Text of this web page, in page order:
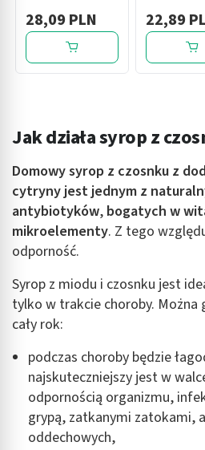
sporządzania
roztworu
doustnego,
saszetki, 8 szt.
28,09 PLN
roztworu
doustnego,
saszetki, 6
22,89
Jak działa syrop z
Domowy syrop z czosnku z
cytryny jest jednym z
antybiotyków, bogatych w
mikroelementy. Z tego
odporność.
Syrop z miodu i czosnku jest
tylko w trakcie choroby. Można
cały rok:
podczas choroby będzie
najskuteczniejszy jest w
odpornością organizmu,
grypą, zatkanymi zatokami,
oddechowych,